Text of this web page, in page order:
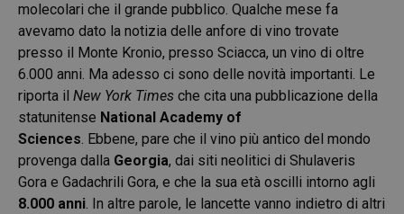
molecolari che il grande pubblico. Qualche mese fa
avevamo dato la notizia delle anfore di vino trovate
presso il Monte Kronio, presso Sciacca, un vino di oltre
6.000 anni. Ma adesso ci sono delle novità importanti. Le
riporta il New York Times che cita una pubblicazione della
statunitense National Academy of
Sciences. Ebbene, pare che il vino più antico del mondo
provenga dalla Georgia, dai siti neolitici di Shulaveris
Gora e Gadachrili Gora, e che la sua età oscilli intorno agli
8.000 anni. In altre parole, le lancette vanno indietro di altri